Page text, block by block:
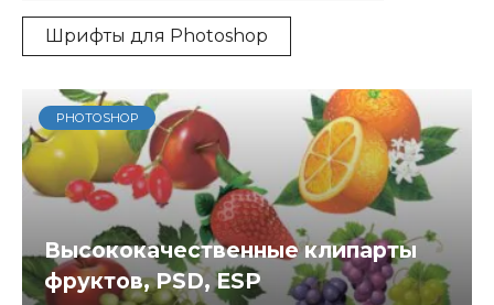
Шрифты для Photoshop
PHOTOSHOP
Высококачественные клипарты
фруктов, PSD, ESP